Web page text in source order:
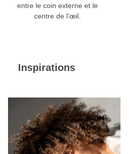
entre le coin externe et le
centre de l’œil.
Inspirations